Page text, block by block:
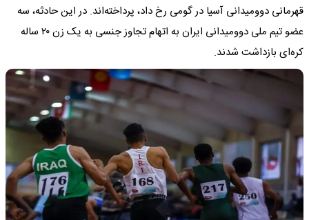
قهرمانی دوومیدانی آسیا در گومی رخ داد، پرداخته‌اند. در این حادثه، سه
عضو تیم ملی دوومیدانی ایران به اتهام تجاوز جنسی به یک زن ۲۰ ساله
کره‌ای بازداشت شدند.